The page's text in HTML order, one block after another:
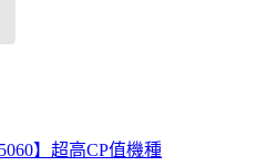
】超高CP值機種